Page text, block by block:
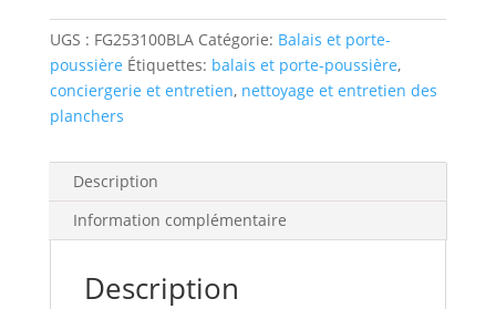
dustpan
with
long
handle,
black
UGS : FG253100BLA Catégorie: Balais et porte-
poussière Étiquettes: balais et porte-poussière,
conciergerie et entretien, nettoyage et entretien des
planchers
Description
Information complémentaire
Description